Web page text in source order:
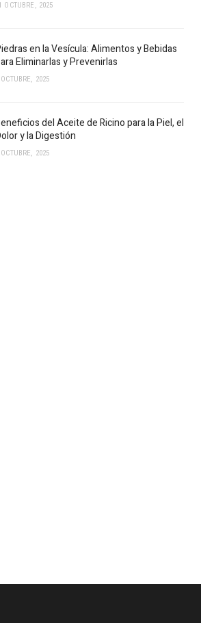
OCTUBRE, 2025
en la Vesícula: Alimentos y Bebidas
Eliminarlas y Prevenirlas
2025
del Aceite de Ricino para la Piel, el
y la Digestión
2025